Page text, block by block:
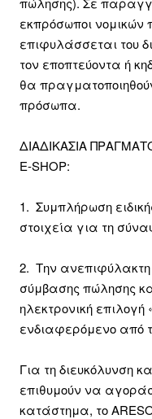
εκπρόσωποι
επιφυλάσσεται του
τον εποπτεύοντα ή
θα
πρόσωπα.
ΔΙΑΔΙΚΑΣΙΑ
E-SHOP:
1. Συμπλήρωση
στοιχεία για τη
2. Την
σύμβασης πώλησης
ηλεκτρονική
ενδιαφερόμενο από
Για τη διευκόλυνση
επιθυμούν να
κατάστημα, το